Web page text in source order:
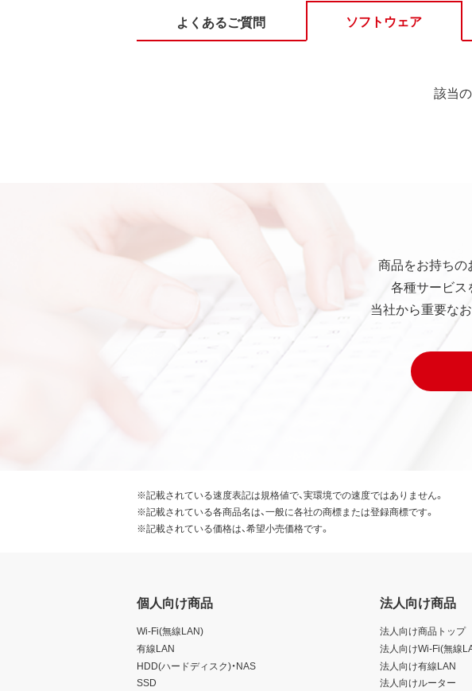
よくあるご質問 ソフトウェア
該当
商品をお持ちの
各種サービス
当社から重要な
※記載されている速度表記は規格値で、実環境での速度ではありません。
※記載されている各商品名は、一般に各社の商標または登録商標です。
※記載されている価格は、希望小売価格です。
個人向け商品
Wi-Fi(無線LAN)
有線LAN
HDD(ハードディスク)・NAS
SSD
法人向け商品
法人向け商品トップ
法人向けWi-Fi(無線
法人向け有線LAN
法人向けルーター